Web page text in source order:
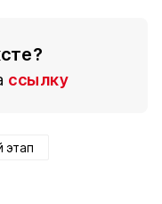
ссылку
этап